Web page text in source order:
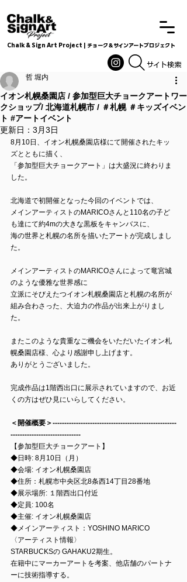
Chalk & Sign Art Project | チョーク＆サインアートプロジェクト
​​​サイト検索
イオン札幌桑園店 / 参加型巨大チョークアートワー
クショップ/ 北海道札幌市 / ＃札幌 ＃キッズイベン
ト #アートイベント
哲 堀内
更新日： 3月3日
8月10日、イオン札幌桑園店様にて開催されたキッ
ズとともに描く、
「参加型巨大チョークアート」は大盛況に終わりま
した。
北海道で初開催となった今回のイベントでは、
メインアーティストのMARICOさんと110名の子ど
も達にて約4mの大きな黒板をキャンバスに、
海の世界と札幌の名所を描いたアートが完成しまし
た。
メインアーティストのMARICOさんによって竜宮城
のような優雅な世界感に
立派にそびえたつイオン札幌桑園店と札幌の名所が
組み合わさった、大迫力の作品が出来上がりまし
た。
またこのような貴重なご機会をいただいたイオン札
幌桑園店様、心より感謝申し上げます。
ありがとうございました。
完成作品は1階西出口に展示されていますので、お近
くの方はぜひ見にいらしてください。
＜開催概要＞-----------------------------------------------------
------------------------------
【参加型巨大チョークアート】
◆日時: 8月10日（月）
◆会場: イオン札幌桑園店
◆住所：札幌市中央区北8条西14丁目28番地
◆展示場所: １階西出口付近
◆定員: 100名
◆主催: イオン札幌桑園店
◆メインアーティスト：YOSHINO MARICO
〈アーティスト情報〉
STARBUCKSの GAHAKU2期生。
在籍中にマーカーアートを考案、他店舗のパートナ
ーに技術指導する。